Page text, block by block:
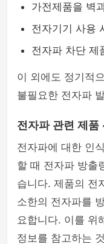
가전제품을 벽
전자기기 사용
전자파 차단 제
이 외에도 정기적
불필요한 전자파
전자파 관련 제품
전자파에 대한 인
할 때 전자파 방출
습니다. 제품의 전
소한의 전자파를
요합니다. 이를 위
정보를 참고하는